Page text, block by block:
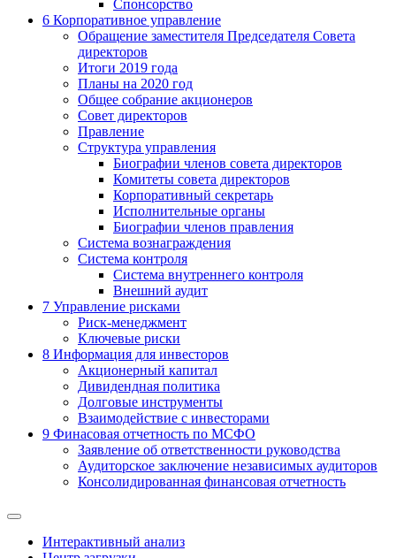
Спонсорство
6 Корпоративное управление
Обращение заместителя Председателя Совета
директоров
Итоги 2019 года
Планы на 2020 год
Общее собрание акционеров
Совет директоров
Правление
Структура управления
Биографии членов совета директоров
Комитеты совета директоров
Корпоративный секретарь
Исполнительные органы
Биографии членов правления
Система вознаграждения
Система контроля
Система внутреннего контроля
Внешний аудит
7 Управление рисками
Риск-менеджмент
Ключевые риски
8 Информация для инвесторов
Акционерный капитал
Дивидендная политика
Долговые инструменты
Взаимодействие с инвеcторами
9 Финасовая отчетность по МСФО
Заявление об ответственности руководства
Аудиторское заключение независимых аудиторов
Консолидированная финансовая отчетность
Интерактивный анализ